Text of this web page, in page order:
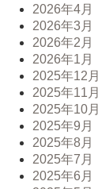
2026年4月
2026年3月
2026年2月
2026年1月
2025年12月
2025年11月
2025年10月
2025年9月
2025年8月
2025年7月
2025年6月